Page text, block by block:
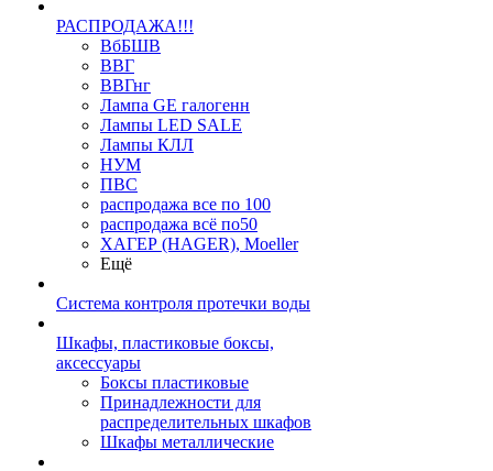
РАСПРОДАЖА!!!
ВбБШВ
ВВГ
ВВГнг
Лампа GE галогенн
Лампы LED SALE
Лампы КЛЛ
НУМ
ПВС
распродажа все по 100
распродажа всё по50
ХАГЕР (HAGER), Moeller
Ещё
Система контроля протечки воды
Шкафы, пластиковые боксы,
аксессуары
Боксы пластиковые
Принадлежности для
распределительных шкафов
Шкафы металлические